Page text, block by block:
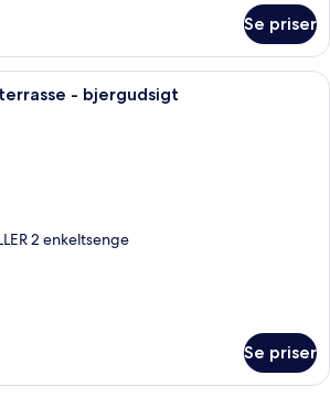
Se priser
Et hotelværelse med seng, fjernsyn,
- bjergudsigt
2 enkeltsenge
Se priser